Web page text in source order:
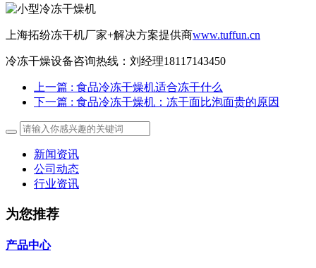
上海拓纷冻干机厂家+解决方案提供商www.tuffun.cn
冷冻干燥设备咨询热线：刘经理18117143450
上一篇 : 食品冷冻干燥机适合冻干什么
下一篇 : 食品冷冻干燥机：冻干面比泡面贵的原因
新闻资讯
公司动态
行业资讯
为您推荐
产品中心